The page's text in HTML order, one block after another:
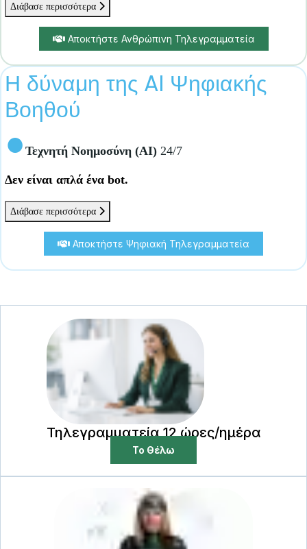
Διάβασε περισσότερα
Αποκτήστε Ανθρώπινη Τηλεγραμματεία
Η δύναμη της AI Ψηφιακής
Βοηθού
● Τεχνητή Νοημοσύνη (AI) 24/7
Δεν είναι απλά ένα bot.
Διάβασε περισσότερα
Αποκτήστε Ψηφιακή Τηλεγραμματεία
Τηλεγραμματεία 12 ώρες/ημέρα
Το Θέλω